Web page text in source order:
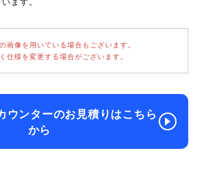
画像を用いている場合もございます。
仕様を変更する場合がございます。
ウンターのお見積りはこちら
から